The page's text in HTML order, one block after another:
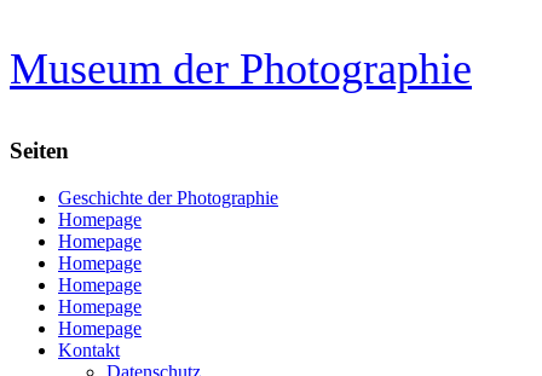
Zum
Inhalt
springen
Museum der Photographie
Seiten
Geschichte der Photographie
Homepage
Homepage
Homepage
Homepage
Homepage
Homepage
Kontakt
Datenschutz